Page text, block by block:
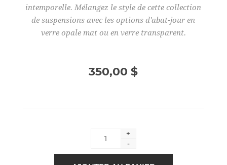
intemporelle. Mélangez le style de cette collection
de suspensions avec les options d'abat-jour en
verre opale mat ou en verre transparent.
350,00 $
+
-